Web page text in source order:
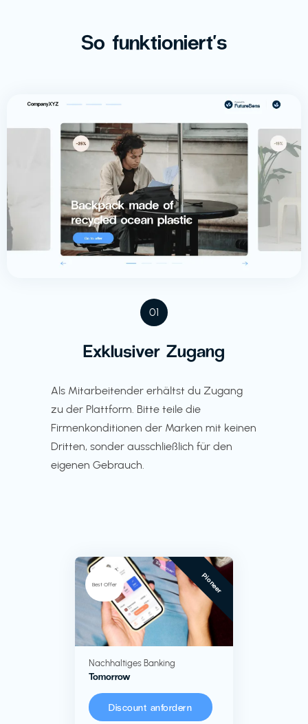
So funktioniert's
01
Exklusiver Zugang
Als Mitarbeitender erhältst du Zugang
zu der Plattform. Bitte teile die
Firmenkonditionen der Marken mit keinen
Dritten, sonder ausschließlich für den
eigenen Gebrauch.
Best Offer Pioneer
Nachhaltiges Banking
Tomorrow
Discount anfordern